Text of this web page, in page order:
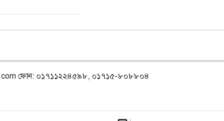
ফোন: ০১৭১১২২৪৫৯৮, ০১৭১৫-৮০৮৮০৪